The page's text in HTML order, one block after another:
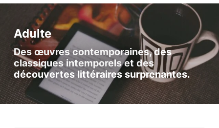
Adulte
Des œuvres contemporaines, des
classiques intemporels et des
découvertes littéraires surprenantes.